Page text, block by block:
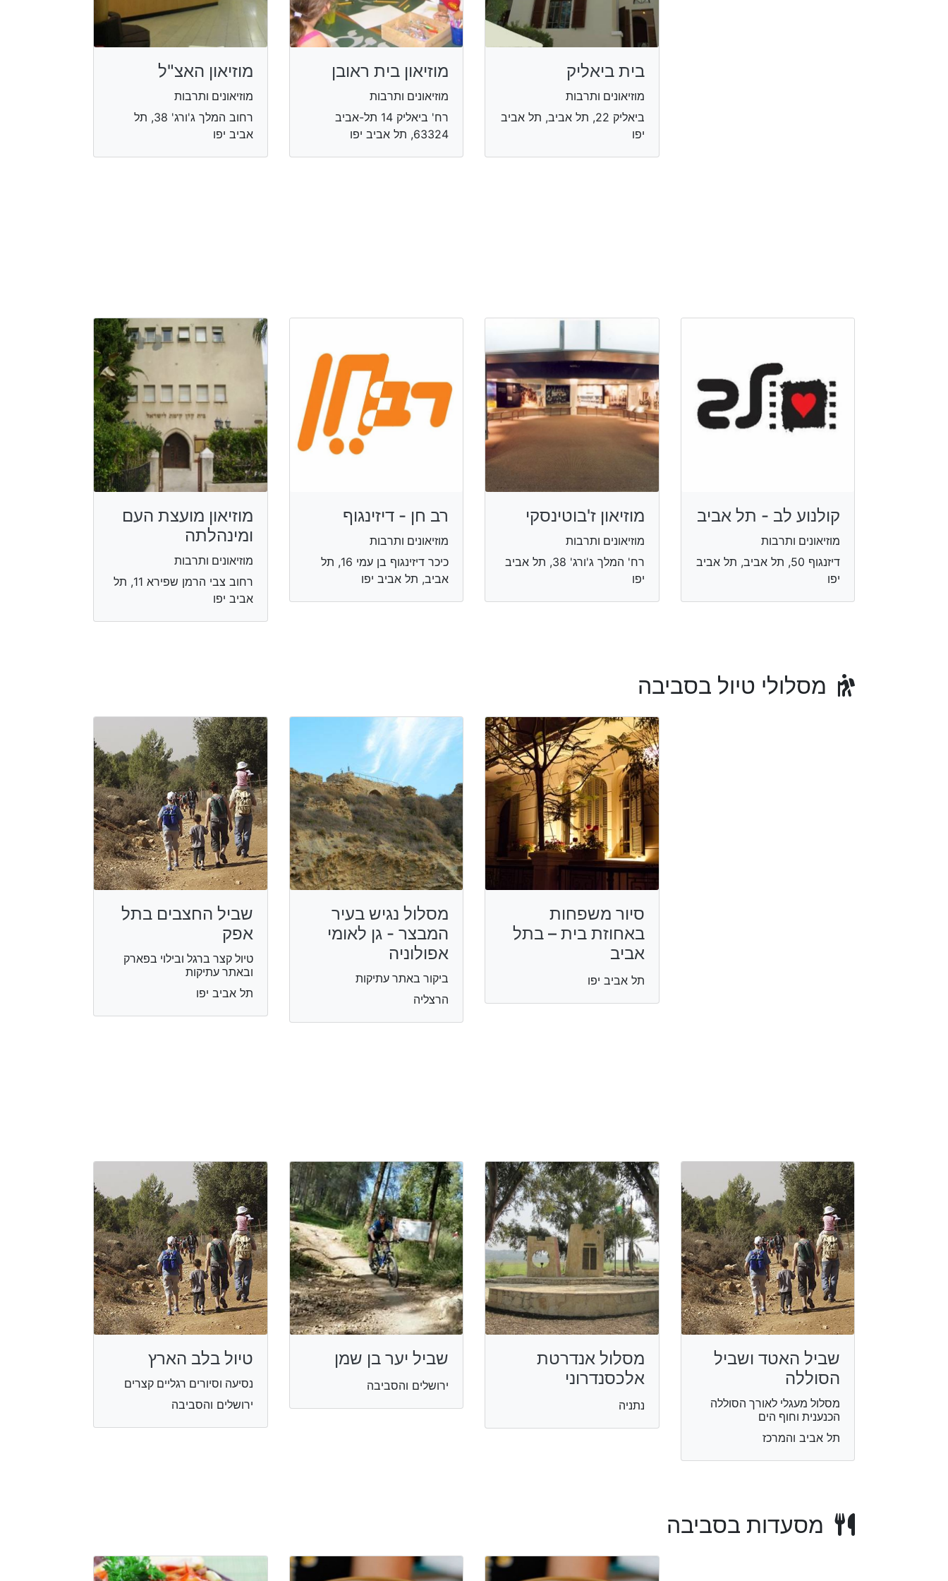
בית ביאליק
מוזיאונים ותרבות
ביאליק 22, תל אביב, תל אביב
יפו
מוזיאון בית ראובן
מוזיאונים ותרבות
רח' ביאליק 14 תל-אביב
63324, תל אביב יפו
מוזיאון האצ"ל
מוזיאונים ותרבות
רחוב המלך ג'ורג' 38, תל
אביב יפו
קולנוע לב - תל אביב
מוזיאונים ותרבות
דיזנגוף 50, תל אביב, תל אביב
יפו
מוזיאון ז'בוטינסקי
מוזיאונים ותרבות
רח' המלך ג'ורג' 38, תל אביב
יפו
רב חן - דיזינגוף
מוזיאונים ותרבות
כיכר דיזינגוף בן עמי 16, תל
אביב, תל אביב יפו
מוזיאון מועצת העם
ומינהלתה
מוזיאונים ותרבות
רחוב צבי הרמן שפירא 11, תל
אביב יפו
מסלולי טיול בסביבה
סיור משפחות
באחוזת בית – בתל
אביב
תל אביב יפו
מסלול נגיש בעיר
המבצר - גן לאומי
אפולוניה
ביקור באתר עתיקות
הרצליה
שביל החצבים בתל
אפק
טיול קצר ברגל ובילוי בפארק
ובאתר עתיקות
תל אביב יפו
שביל האטד ושביל
הסוללה
מסלול מעגלי לאורך הסוללה
הכנענית וחוף הים
תל אביב והמרכז
מסלול אנדרטת
אלכסנדרוני
נתניה
שביל יער בן שמן
ירושלים והסביבה
טיול בלב הארץ
נסיעה וסיורים רגליים קצרים
ירושלים והסביבה
מסעדות בסביבה